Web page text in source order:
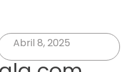
Abril 8, 2025